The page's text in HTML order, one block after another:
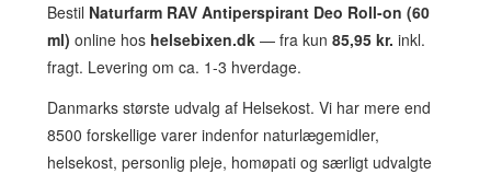
Bestil Naturfarm RAV Antiperspirant Deo Roll-on (60
ml) online hos helsebixen.dk — fra kun 85,95 kr. inkl.
fragt. Levering om ca. 1-3 hverdage.
Danmarks største udvalg af Helsekost. Vi har mere end
8500 forskellige varer indenfor naturlægemidler,
helsekost, personlig pleje, homøpati og særligt udvalgte